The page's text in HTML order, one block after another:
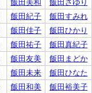
飯田美和
飯田さゆり
飯田紀子
飯田すみれ
飯田佳子
飯田ひかり
飯田祐子
飯田真紀子
飯田友美
飯田まどか
飯田未来
飯田ひなた
飯田和美
飯田裕美子